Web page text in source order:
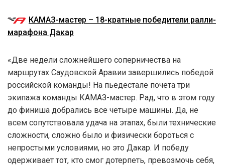
КАМАЗ-мастер – 18-кратные победители ралли-
марафона Дакар
«Две недели сложнейшего соперничества на
маршрутах Саудовской Аравии завершились победой
российской команды! На пьедестале почета три
экипажа команды КАМАЗ-мастер. Рад, что в этом году
до финиша добрались все четыре машины. Да, не
всем сопутствовала удача на этапах, были технические
сложности, сложно было и физически бороться с
непростыми условиями, но это Дакар. И победу
одерживает тот, кто смог дотерпеть, превозмочь себя,